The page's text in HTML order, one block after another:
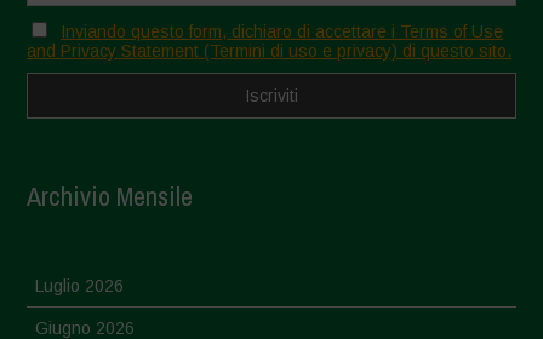
Inviando questo form, dichiaro di accettare i Terms of Use
and Privacy Statement (Termini di uso e privacy) di questo sito.
Archivio Mensile
Luglio 2026
Giugno 2026